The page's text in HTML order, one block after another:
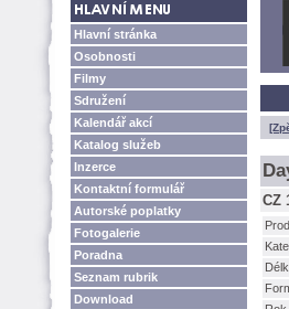
Hlavní stránka
Osobnosti
Filmy
Sdružení
Kalendář akcí
Katalog služeb
Inzerce
Kontaktní formulář
Autorské poplatky
Fotogalerie
Poradna
Seznam rubrik
Download
CZ